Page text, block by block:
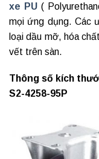
xe PU (
mọi ứng dụng. Các
loại dầu mỡ, hóa
vết trên sàn.
Thông số kích
S2-4258-95P